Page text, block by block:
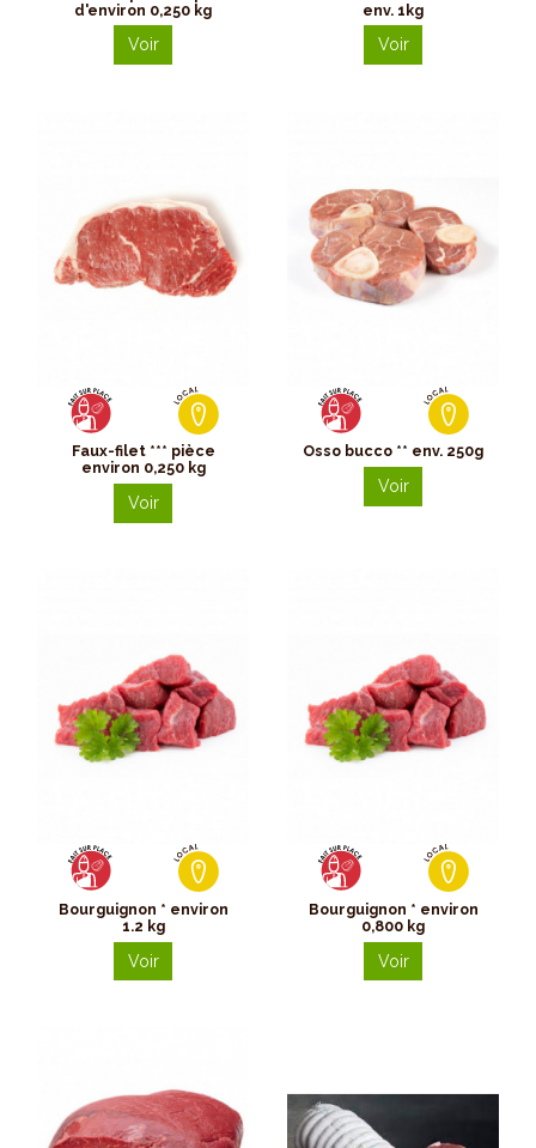
d'environ 0,250 kg
Voir
env. 1kg
Voir
Faux-filet *** pièce
environ 0,250 kg
Voir
Osso bucco ** env. 250g
Voir
Bourguignon * environ
1.2 kg
Voir
Bourguignon * environ
0,800 kg
Voir